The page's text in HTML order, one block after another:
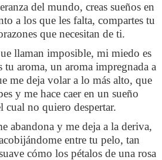
del mundo, creas sueños en
a los que les falta, compartes tu
que necesitan de ti.
llaman imposible, mi miedo es
tu aroma, un aroma impregnada a
me deja volar a lo más alto, que
y me hace caer en un sueño
cual no quiero despertar.
abandona y me deja a la deriva,
entre tu pelo, tan
cómo los pétalos de una rosa